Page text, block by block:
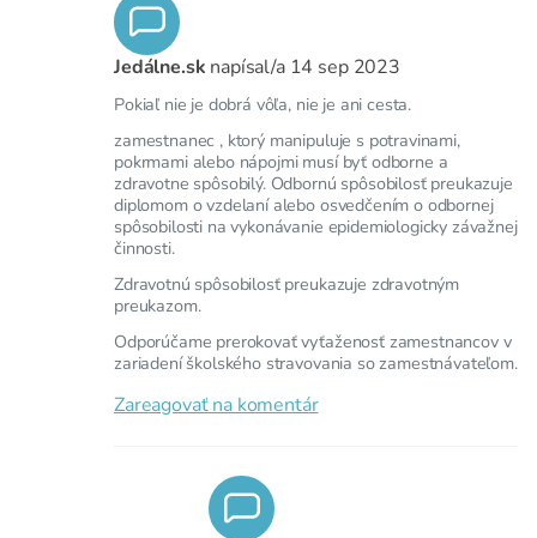
Jedálne.sk napísal/a 14 sep 2023
Pokiaľ nie je dobrá vôľa, nie je ani cesta.
zamestnanec , ktorý manipuluje s potravinami,
pokrmami alebo nápojmi musí byť odborne a
zdravotne spôsobilý. Odbornú spôsobilosť preukazuje
diplomom o vzdelaní alebo osvedčením o odbornej
spôsobilosti na vykonávanie epidemiologicky závažnej
činnosti.
Zdravotnú spôsobilosť preukazuje zdravotným
preukazom.
Odporúčame prerokovať vyťaženosť zamestnancov v
zariadení školského stravovania so zamestnávateľom.
Zareagovať na komentár